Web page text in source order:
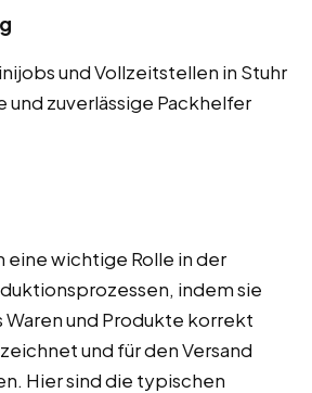
und Vollzeitstellen in Stuhr
zuverlässige Packhelfer
eine wichtige Rolle in der
indem sie
Waren und Produkte korrekt
und für den Versand
Hier sind die typischen